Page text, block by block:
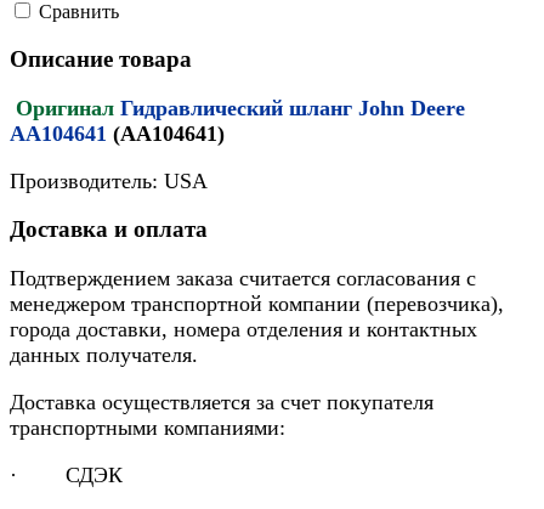
Cравнить
Описание товара
Оригинал Гидравлический шланг John Deere
AA104641 (AA104641)
Производитель: USA
Доставка и оплата
Подтверждением заказа считается согласования с
менеджером транспортной компании (перевозчика),
города доставки, номера отделения и контактных
данных получателя.
Доставка осуществляется за счет покупателя
транспортными компаниями:
· СДЭК